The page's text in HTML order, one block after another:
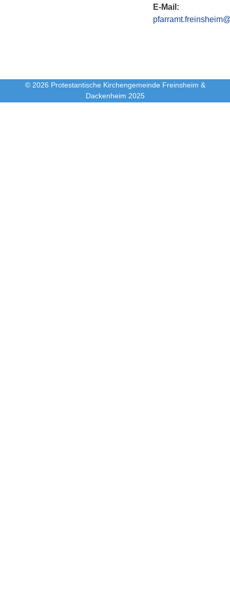
E-Mail:
© 2026 Protestantische Kirchengemeinde Freinsheim &
Dackenheim 2025